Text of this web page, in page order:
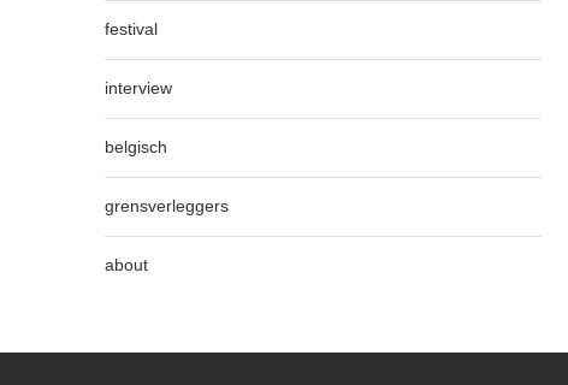
festival
interview
belgisch
grensverleggers
about